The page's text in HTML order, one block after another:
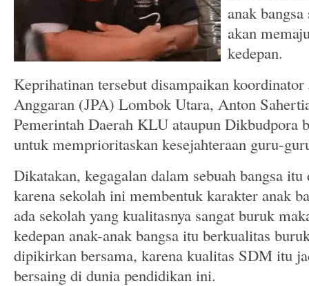
anak
akan
kedepan.
Keprihatinan tersebut disampaikan
Anggaran (JPA) Lombok Utara, Anton
Pemerintah Daerah KLU ataupun
untuk memprioritaskan kesejahteraan guru-
Dikatakan, kegagalan dalam sebuah bangsa
karena sekolah ini membentuk karakter anak
ada sekolah yang kualitasnya sangat buruk
kedepan anak-anak bangsa itu berkualitas
dipikirkan bersama, karena kualitas SDM itu
bersaing di dunia pendidikan ini.